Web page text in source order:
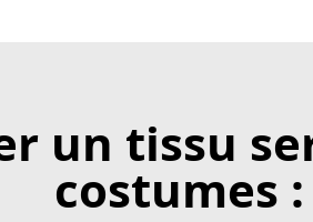
un tissu
costumes :